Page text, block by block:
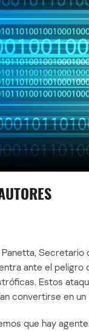
Secretario
ante el peligro
Estos
convertirse en un
que hay